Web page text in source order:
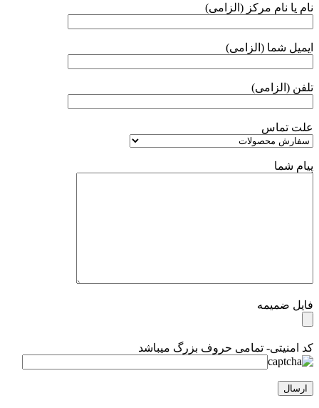
نام یا نام مرکز (الزامی)
ایمیل شما (الزامی)
تلفن (الزامی)
علت تماس
پیام شما
فایل ضمیمه
کد امنیتی- تمامی حروف بزرگ میباشد